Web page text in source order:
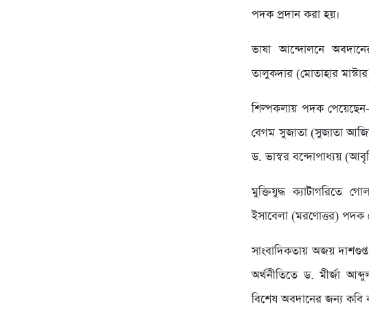
পদক প্রদান করা হয়।
ভাষা আন্দোলনে
তালুকদার (মোতাহার
শিল্পকলায় পদক
বেগম সুজাতা (সুজাতা
ড. ভাস্বর বন্দোপাধ্যয়
মুক্তিযুদ্ধ ক্যাটাগরিতে
ইসাবেলা (মরণোত্তর) পদক
সাংবাদিকতায় অজয়
অর্থনীতিতে ড. মীর্জা
বিশেষ অবদানের জন্য